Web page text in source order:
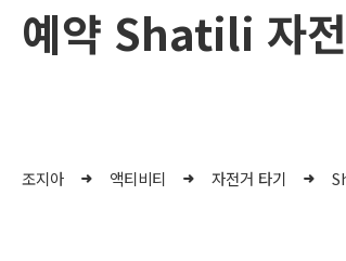
예약 Shatili 자
조지아 액티비티 자전거 타기